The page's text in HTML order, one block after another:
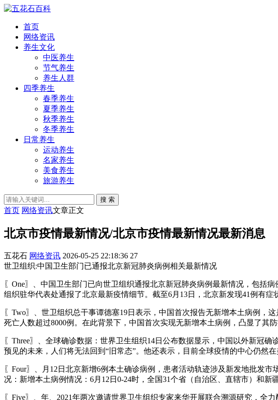
首页
网络资讯
养生文化
中医养生
节气养生
养生人群
四季养生
春季养生
夏季养生
秋季养生
冬季养生
日常养生
运动养生
名家养生
美食养生
旅游养生
搜 索
首页 网络资讯文章正文
北京市疫情最新情况/北京市疫情最新情况最新消息
五花石 网络资讯 2026-05-25 22:18:36 27
世卫组织:中国卫生部门已通报北京新冠肺炎病例相关最新情况
〖One〗、中国卫生部门已向世卫组织通报北京新冠肺炎病例最新情况，包括
组织驻华代表处通报了北京最新疫情细节。截至6月13日，北京新发现41例有
〖Two〗、世卫组织总干事谭德塞19日表示，中国首次报告无新增本土病例，
死亡人数超过8000例。在此背景下，中国首次实现无新增本土病例，凸显了其防
〖Three〗、全球确诊数据：世界卫生组织14日公布数据显示，中国以外新冠
预见的未来，人们将无法回到“旧常态”。他还表示，目前全球疫情的中心仍然在
〖Four〗、月12日北京新增6例本土确诊病例，患者活动轨迹涉及新发地批发
况：新增本土病例情况：6月12日0-24时，全国31个省（自治区、直辖市）和
〖Five〗、年、2021年两次邀请世界卫生组织专家来华开展联合溯源研究，全